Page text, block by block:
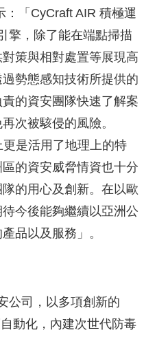
：「CyCraft AIR 積極運
擎，除了能在端點掃描
策與相對處置等展現高
勢態感知技術所提供的
的資安團隊快速了解案
次被駭侵的風險。
是活用了地理上的特
的資安威脅情資也十分
的用心及創新。在以歐
今後能夠繼續以亞洲公
品以及服務」。
公司，以多項創新的
動化，內建次世代防毒